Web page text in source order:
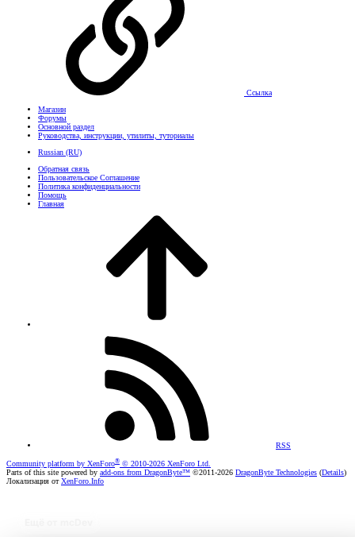
Ссылка
Магазин
Форумы
Основной раздел
Руководства, инструкции, утилиты, туториалы
Russian (RU)
Обратная связь
Пользовательское Соглашение
Политика конфиденциальности
Помощь
Главная
RSS
Community platform by XenForo® © 2010-2026 XenForo Ltd.
Parts of this site powered by add-ons from DragonByte™ ©2011-2026 DragonByte Technologies (Details)
Локализация отXenForo.Info